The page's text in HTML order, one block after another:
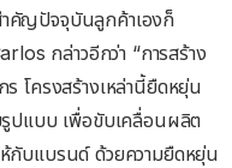
คัญปัจจุบันลูกค้าเองก็
กล่าวอีกว่า “การสร้าง
โครงสร้างเหล่านี้ยืดหยุ่น
รูปแบบ เพื่อขับเคลื่อนผลิต
กับแบรนด์ ด้วยความยืดหยุ่น